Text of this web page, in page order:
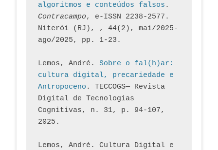
algoritmos e conteúdos falsos
Contracampo, e-ISSN 2238-2577.
Niterói (RJ), , 44(2), mai/2025-
ago/2025, pp. 1-23.
Lemos, André. Sobre o fal(h)ar:
cultura digital, precariedade e
Antropoceno . TECCOGS— Revista
Digital de Tecnologias
Cognitivas, n. 31, p. 94-107,
2025.
Lemos, André. Cultura Digital e